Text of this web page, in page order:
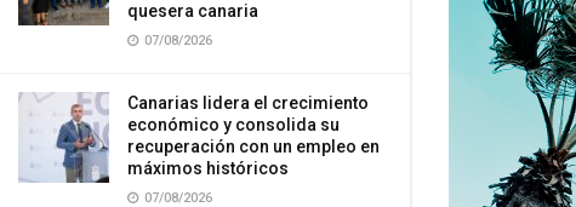
quesera canaria
07/08/2026
Canarias lidera el crecimiento
económico y consolida su
recuperación con un empleo en
máximos históricos
07/08/2026